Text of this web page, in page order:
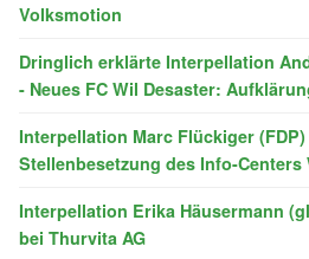
Volksmotion
Dringlich erklärte Interpellation
- Neues FC Wil Desaster:
Interpellation Marc Flückiger
Stellenbesetzung des Info-Centers
Interpellation Erika Häusermann
bei Thurvita AG